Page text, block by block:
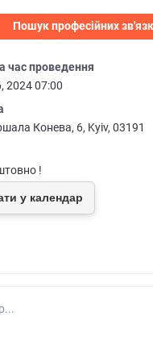
Пошук професійних
час проведення
2024 07:00
Конева, 6, Kyiv, 03191
!